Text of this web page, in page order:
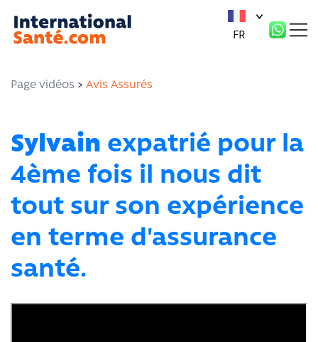
FR
Page vidéos > Avis Assurés
Sylvain expatrié pour la
4ème fois il nous dit
tout sur son expérience
en terme d'assurance
santé.